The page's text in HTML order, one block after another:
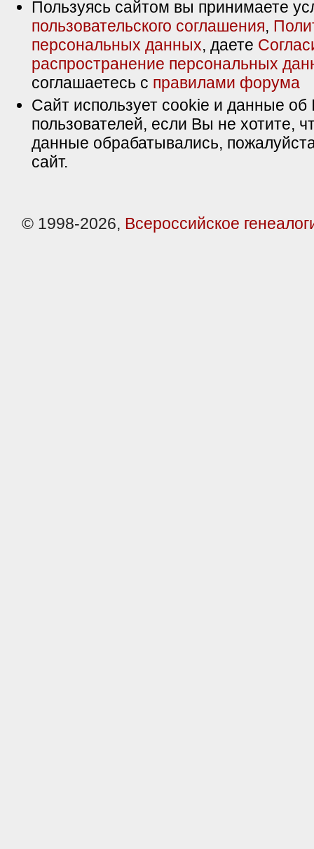
Пользуясь сайтом вы принимаете
пользовательского соглашения,
персональных данных, даете
распространение персональных
соглашаетесь с правилами форума
Сайт использует cookie и данные об
пользователей, если Вы не хотите,
данные обрабатывались,
сайт.
© 1998-2026, Всероссийское